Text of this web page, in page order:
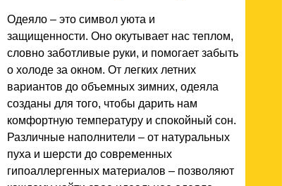
Одеяло – это символ уюта и
защищенности. Оно окутывает нас теплом,
словно заботливые руки, и помогает забыть
о холоде за окном. От легких летних
вариантов до объемных зимних, одеяла
созданы для того, чтобы дарить нам
комфортную температуру и спокойный сон.
Различные наполнители – от натуральных
пуха и шерсти до современных
гипоаллергенных материалов – позволяют